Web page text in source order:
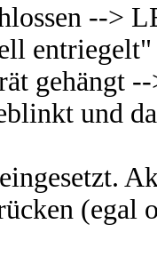
-->
gehängt
und
(egal